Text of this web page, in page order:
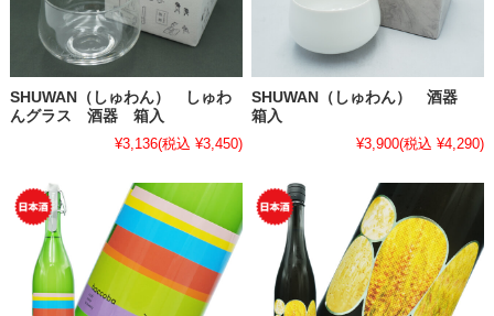
SHUWAN（しゅわん） しゅわ
んグラス 酒器 箱入
¥3,136(税込 ¥3,450)
SHUWAN（しゅわん） 酒器
箱入
¥3,900(税込 ¥4,290)